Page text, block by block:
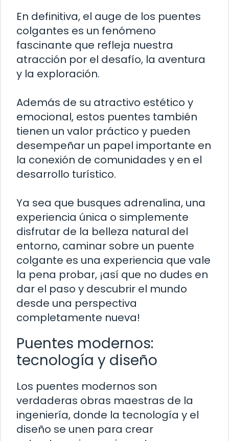
En definitiva, el auge de los puentes
colgantes es un fenómeno
fascinante que refleja nuestra
atracción por el desafío, la aventura
y la exploración.
Además de su atractivo estético y
emocional, estos puentes también
tienen un valor práctico y pueden
desempeñar un papel importante en
la conexión de comunidades y en el
desarrollo turístico.
Ya sea que busques adrenalina, una
experiencia única o simplemente
disfrutar de la belleza natural del
entorno, caminar sobre un puente
colgante es una experiencia que vale
la pena probar, ¡así que no dudes en
dar el paso y descubrir el mundo
desde una perspectiva
completamente nueva!
Puentes modernos:
tecnología y diseño
Los puentes modernos son
verdaderas obras maestras de la
ingeniería, donde la tecnología y el
diseño se unen para crear